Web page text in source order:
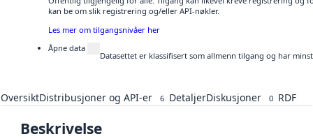
kan be om slik registrering og/eller API-nøkler.
Les mer om tilgangsnivåer her
Åpne data
Datasettet er klassifisert som allmenn tilgang og har
OversiktDistribusjoner og API-er 6 DetaljerDiskusjoner 0 RDF
Beskrivelse